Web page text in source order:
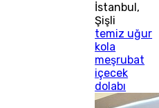
İstanbul ,
Şişli
temiz uğur
kola
meşrubat
içecek
dolabı